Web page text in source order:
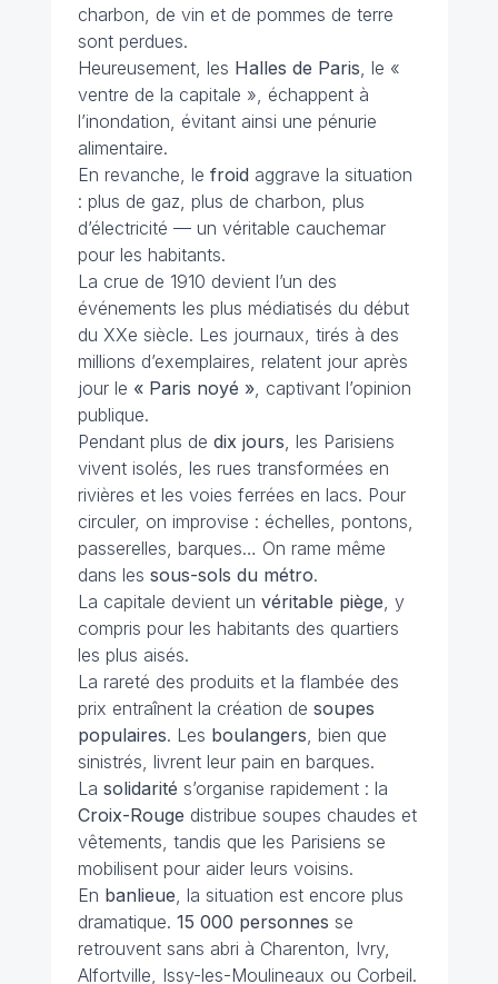
charbon, de vin et de pommes de terre
sont perdues.
Heureusement, les Halles de Paris, le «
ventre de la capitale », échappent à
l’inondation, évitant ainsi une pénurie
alimentaire.
En revanche, le froid aggrave la situation
: plus de gaz, plus de charbon, plus
d’électricité — un véritable cauchemar
pour les habitants.
La crue de 1910 devient l’un des
événements les plus médiatisés du début
du XXe siècle. Les journaux, tirés à des
millions d’exemplaires, relatent jour après
jour le « Paris noyé », captivant l’opinion
publique.
Pendant plus de dix jours, les Parisiens
vivent isolés, les rues transformées en
rivières et les voies ferrées en lacs. Pour
circuler, on improvise : échelles, pontons,
passerelles, barques… On rame même
dans les sous-sols du métro.
La capitale devient un véritable piège, y
compris pour les habitants des quartiers
les plus aisés.
La rareté des produits et la flambée des
prix entraînent la création de soupes
populaires. Les boulangers, bien que
sinistrés, livrent leur pain en barques.
La solidarité s’organise rapidement : la
Croix-Rouge distribue soupes chaudes et
vêtements, tandis que les Parisiens se
mobilisent pour aider leurs voisins.
En banlieue, la situation est encore plus
dramatique. 15 000 personnes se
retrouvent sans abri à Charenton, Ivry,
Alfortville, Issy-les-Moulineaux ou Corbeil.